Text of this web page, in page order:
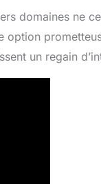
domaines ne
un regain